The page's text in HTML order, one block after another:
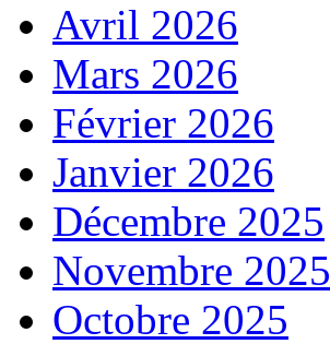
Avril 2026
Mars 2026
Février 2026
Janvier 2026
Décembre 2025
Novembre 2025
Octobre 2025